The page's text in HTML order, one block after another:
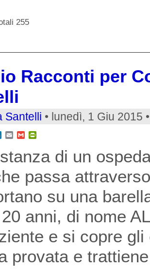
255
Racconti per
Santelli • lunedì, 1 Giu 2015
LinkedIn
EmailGmail
di un
passa
su una
anni, di nome
e si copre
provata e